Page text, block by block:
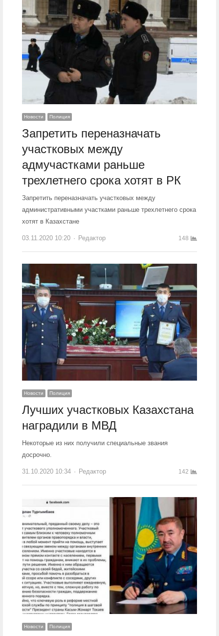
Новости Полиция
Запретить переназначать
участковых между
адмучастками раньше
трехлетнего срока хотят в РК
Запретить переназначать участковых между
административными участками раньше трехлетнего срока
хотят в Казахстане
03.11.2020 10:20 Author
Редактор 148
Новости Полиция
Лучших участковых Казахстана
наградили в МВД
Некоторые из них получили специальные звания
досрочно.
31.10.2020 10:34 Author
Редактор 142
Новости Полиция